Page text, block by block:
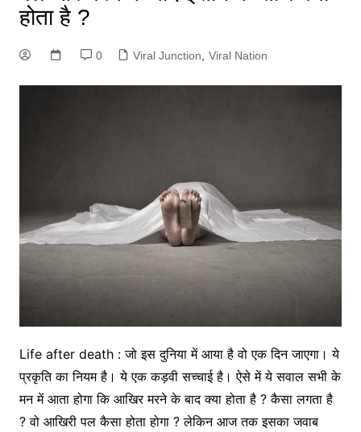
होता है ?
0 Viral Junction Viral Nation
Life after death : जो इस दुनिया में आया है वो एक दिन जाएगा। ये
प्रकृति का नियम है। ये एक कड़वी सच्चाई है। ऐसे में ये सवाल सभी के
मन में आता होगा कि आखिर मरने के बाद क्या होता है ? कैसा लगता है
? वो आखिरी पल कैसा होता होगा ? लेकिन आज तक इसका जवाब